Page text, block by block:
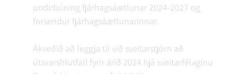
undirbúning fjárhagsáætlunar 2024-2027 og
forsendur fjárhagsáætlunarinnar.
Ákveðið að leggja til við sveitarstjórn að
útsvarshlutfall fyrir árið 2024 hjá sveitarfélaginu